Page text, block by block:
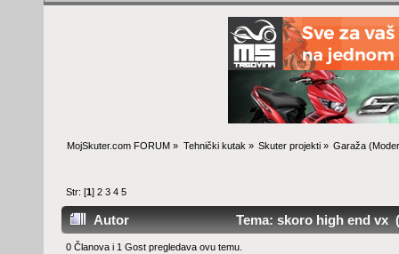
MojSkuter.com FORUM » Tehnički kutak » Skuter projekti» Garaža
Str: [1]2 3 4 5
Autor Tema: skoro high end vx
0 Članova i 1 Gost pregledava ovu temu.